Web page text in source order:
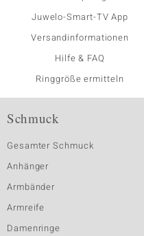
Juwelo-Smart-TV App
Versandinformationen
Hilfe & FAQ
Ringgröße ermitteln
Schmuck
Gesamter Schmuck
Anhänger
Armbänder
Armreife
Damenringe